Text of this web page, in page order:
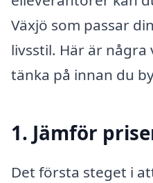
Växjö som passar
livsstil. Här är
tänka på innan du
1. Jämför
Det första steget i